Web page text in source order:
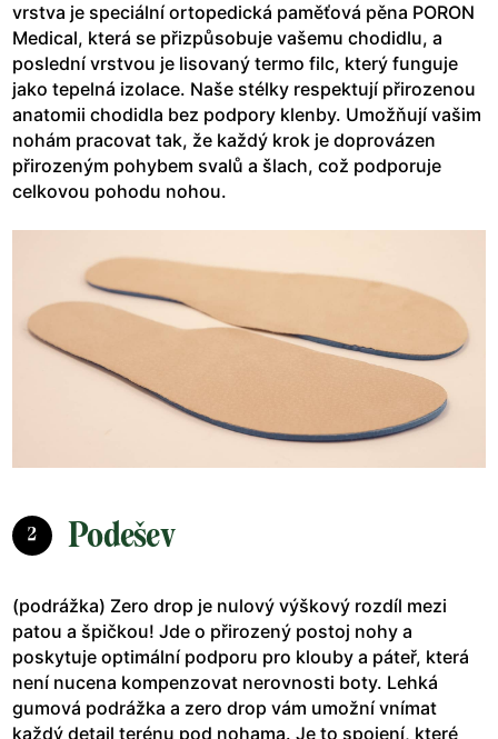
vrstva je speciální ortopedická paměťová pěna PORON
Medical, která se přizpůsobuje vašemu chodidlu, a
poslední vrstvou je lisovaný termo filc, který funguje
jako tepelná izolace. Naše stélky respektují přirozenou
anatomii chodidla bez podpory klenby. Umožňují vašim
nohám pracovat tak, že každý krok je doprovázen
přirozeným pohybem svalů a šlach, což podporuje
celkovou pohodu nohou.
2 Podešev
(podrážka) Zero drop je nulový výškový rozdíl mezi
patou a špičkou! Jde o přirozený postoj nohy a
poskytuje optimální podporu pro klouby a páteř, která
není nucena kompenzovat nerovnosti boty. Lehká
gumová podrážka a zero drop vám umožní vnímat
každý detail terénu pod nohama. Je to spojení, které